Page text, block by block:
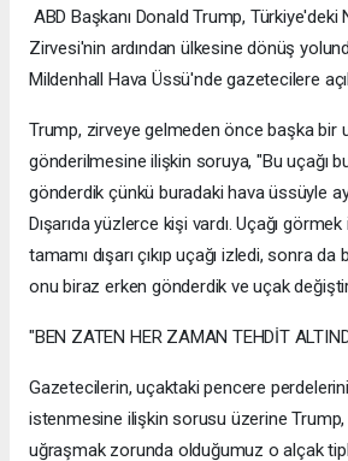
ABD Başkanı Donald Trump, Türkiye'deki
Zirvesi'nin ardından ülkesine dönüş
Mildenhall Hava Üssü'nde gazetecilere
Trump, zirveye gelmeden önce başka bir
gönderilmesine ilişkin soruya, "Bu uçağı
gönderdik çünkü buradaki hava üssüyle
Dışarıda yüzlerce kişi vardı. Uçağı
tamamı dışarı çıkıp uçağı izledi, sonra
onu biraz erken gönderdik ve uçak
"BEN ZATEN HER ZAMAN TEHDİT
Gazetecilerin, uçaktaki pencere
istenmesine ilişkin sorusu üzerine Trump,
uğraşmak zorunda olduğumuz o alçak